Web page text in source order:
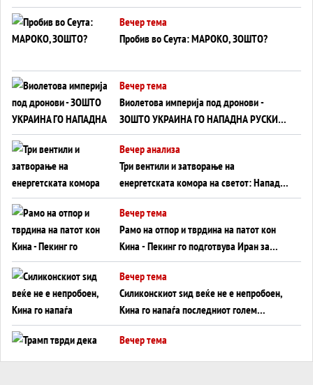
ВНУЦИ ДА ГИ ЗАМЕНАТ
Вечер тема
Пробив во Сеута: МАРОКО, ЗОШТО?
Вечер тема
Виолетова империја под дронови -
ЗОШТО УКРАИНА ГО НАПАДНА РУСКИОТ
WILDBERRIES
Вечер анализа
Три вентили и затворање на
енергетската комора на светот: Нападот
во Суец најавува глобален енергетски
инфаркт?
Вечер тема
Рамо на отпор и тврдина на патот кон
Кина - Пекинг го подготвува Иран за
американска копнена инвазија
Вечер тема
Силиконскиот ѕид веќе не е непробоен,
Кина го напаѓа последниот голем
монопол на Западот?
Вечер тема